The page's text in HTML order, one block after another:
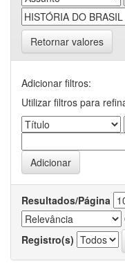
Retornar valores
Adicionar filtros:
Utilizar filtros para
Resultados/Página
Registro(s)